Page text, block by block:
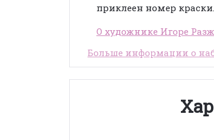
приклеен номер краски.
О художнике Игоре
Больше информации о